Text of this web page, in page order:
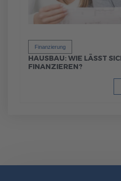
Finanzierung
HAUSBAU: WIE LÄSST
FINANZIEREN?